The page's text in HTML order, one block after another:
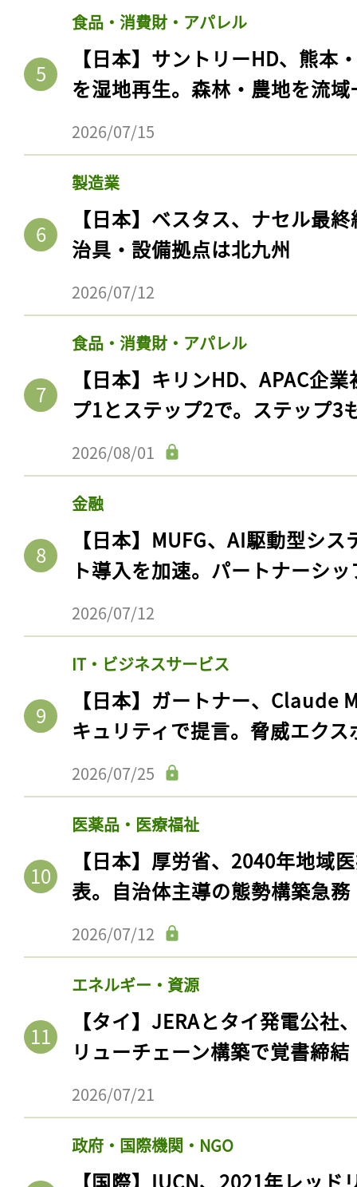
食品・消費財・アパレル
【日本】サントリーHD、熊本
を湿地再生。森林・農地を流
2026/07/15
製造業
【日本】ベスタス、ナセル最
治具・設備拠点は北九州
2026/07/12
食品・消費財・アパレル
【日本】キリンHD、APAC企
プ1とステップ2で。ステップ3
2026/08/01
金融
【日本】MUFG、AI駆動型シ
ト導入を加速。パートナーシ
2026/07/12
IT・ビジネスサービス
【日本】ガートナー、Claude
キュリティで提言。脅威エク
2026/07/25
医薬品・医療福祉
【日本】厚労省、2040年地域
表。自治体主導の態勢構築急務
2026/07/12
エネルギー・資源
【タイ】JERAとタイ発電公社
リューチェーン構築で覚書締結
2026/07/21
政府・国際機関・NGO
【国際】IUCN、2021年レッ